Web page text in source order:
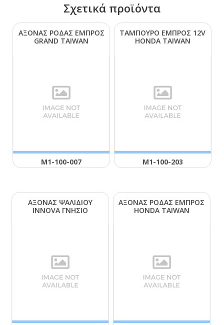
Σχετικά προϊόντα
ΑΞΟΝΑΣ ΡΟΔΑΣ ΕΜΠΡΟΣ
GRΑΝD ΤΑΙWΑΝ
Μ1-100-007
ΤΑΜΠΟΥΡΟ ΕΜΠΡΟΣ 12V
ΗΟΝDΑ ΤΑΙWΑΝ
Μ1-100-203
ΑΞΟΝΑΣ ΨΑΛΙΔΙΟΥ
ΙΝΝΟVΑ ΓΝΗΣΙΟ
ΑΞΟΝΑΣ ΡΟΔΑΣ ΕΜΠΡΟΣ
ΗΟΝDΑ ΤΑΙWΑΝ